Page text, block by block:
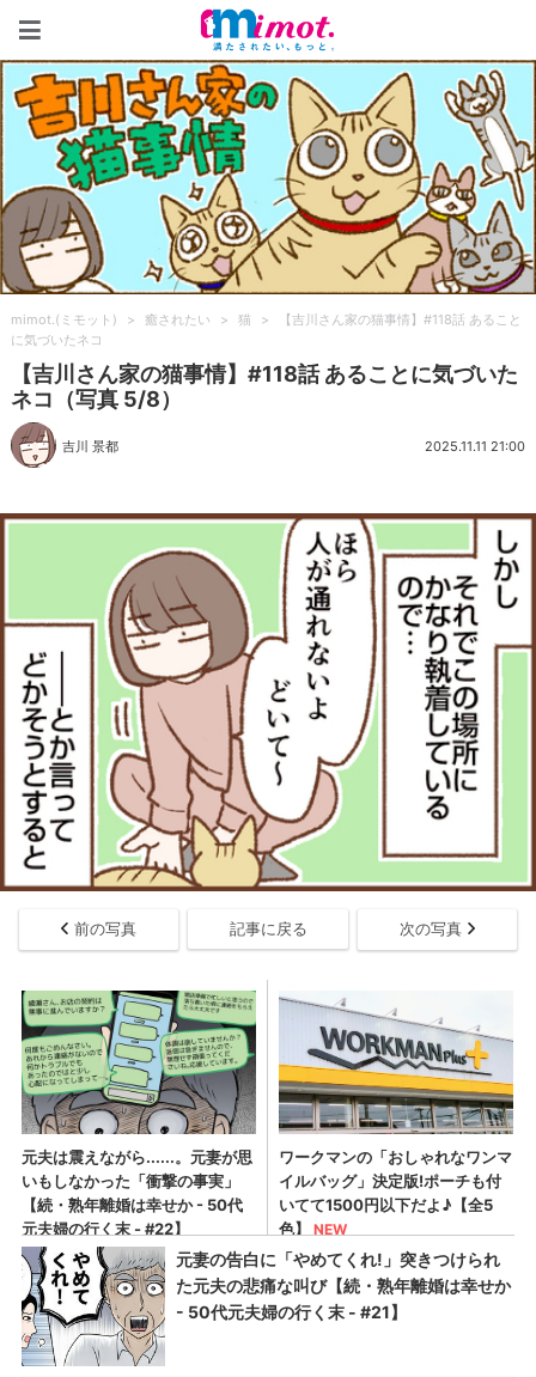
mimot.(ミモット) > 癒されたい > 猫 >
【吉川さん家の猫事情】#118話 あること
に気づいたネコ
【吉川さん家の猫事情】#118話 あることに気づいた
ネコ（写真 5/8）
吉川 景都 2025.11.11 21:00
前の写真 記事に戻る 次の写真